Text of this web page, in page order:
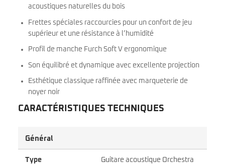
acoustiques naturelles du bois
Frettes spéciales raccourcies pour un confort de jeu
supérieur et une résistance à l’humidité
Profil de manche Furch Soft V ergonomique
Son équilibré et dynamique avec excellente projection
Esthétique classique raffinée avec marqueterie de
noyer noir
CARACTÉRISTIQUES TECHNIQUES
Général
Type
Guitare acoustique Orchestra